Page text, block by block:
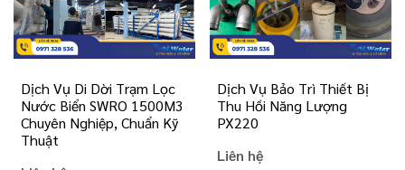
Dịch Vụ Di Dời Trạm Lọc
Nước Biển SWRO 1500M3
Chuyên Nghiệp, Chuẩn Kỹ
Thuật
Dịch Vụ Bảo Trì Thiết Bị
Thu Hồi Năng Lượng
PX220
Liên hệ